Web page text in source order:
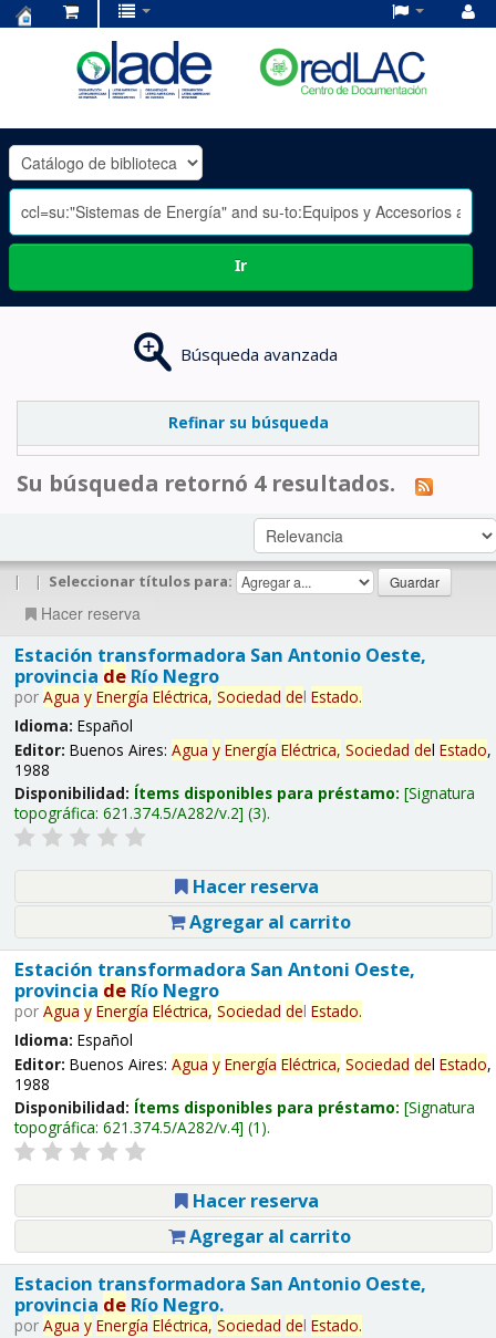
OLADE
-
Ir
Búsqueda avanzada
Refinar su búsqueda
Su búsqueda retornó 4 resultados.
| | Seleccionar títulos para:
Hacer reserva
Estación transformadora San Antonio Oeste,
provincia deRío Negro
por Agua y Energía Eléctrica, Sociedad del Estado.
Idioma: Español
Editor: Buenos Aires: Agua y Energía Eléctrica, Sociedad del Estado,
1988
Disponibilidad: Ítems disponibles para préstamo: Signatura
topográfica: 621.374.5/A282/v.2 (3).
Hacer reserva
Agregar al carrito
Estación transformadora San Antoni Oeste,
provincia deRío Negro
por Agua y Energía Eléctrica, Sociedad del Estado.
Idioma: Español
Editor: Buenos Aires: Agua y Energía Eléctrica, Sociedad del Estado,
1988
Disponibilidad: Ítems disponibles para préstamo: Signatura
topográfica: 621.374.5/A282/v.4 (1).
Hacer reserva
Agregar al carrito
Estacion transformadora San Antonio Oeste,
provincia deRío Negro.
por Agua y Energía Eléctrica, Sociedad del Estado.